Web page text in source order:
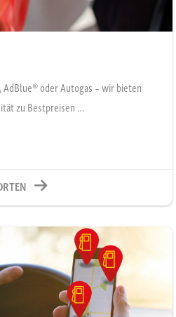
AdBlue® oder Autogas – wir bieten
zu Bestpreisen …